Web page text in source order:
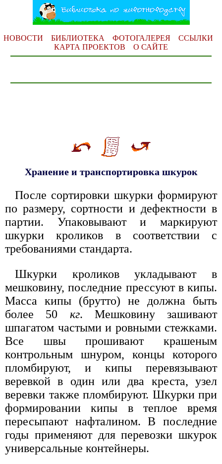
НОВОСТИ БИБЛИОТЕКА ФОТОГАЛЕРЕЯ
ССЫЛКИ
КАРТА ПРОЕКТОВ
О САЙТЕ
Хранение и транспортировка шкурок
После сортировки шкурки формируют
по размеру, сортности и дефектности в
партии. Упаковывают и маркируют
шкурки кроликов в соответствии с
требованиями стандарта.
Шкурки кроликов укладывают в
мешковину, последние прессуют в кипы.
Масса кипы (брутто) не должна быть
более 50 кг. Мешковину зашивают
шпагатом частыми и ровными стежками.
Все швы прошивают крашеным
контрольным шнуром, концы которого
пломбируют, и кипы перевязывают
веревкой в один или два креста, узел
веревки также пломбируют. Шкурки при
формировании кипы в теплое время
пересыпают нафталином. В последние
годы применяют для перевозки шкурок
универсальные контейнеры.